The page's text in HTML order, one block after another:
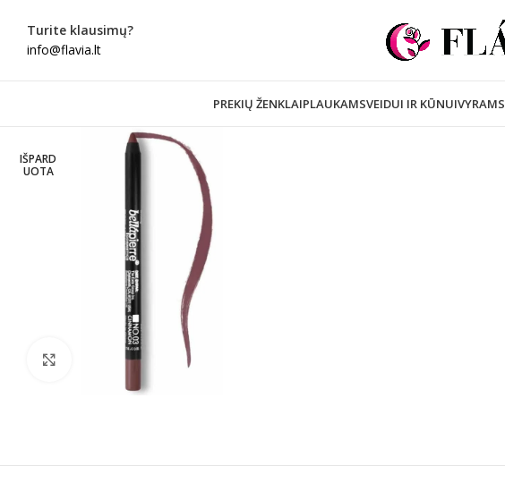
Turite klausimų?
info@flavia.lt
PREKIŲ ŽENKLAIPLAUKAMSVEIDUI IR KŪNUIVYRAMS
IŠPARD
UOTA
Spustelėkite norėdami padidinti